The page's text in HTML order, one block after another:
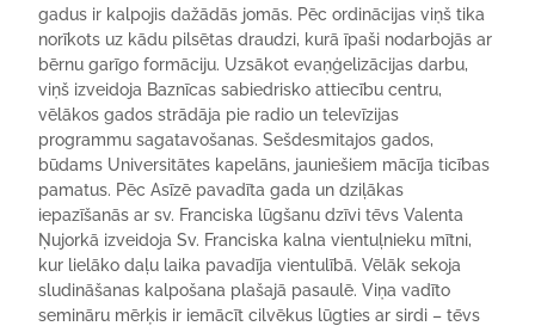
gadus ir kalpojis dažādās jomās. Pēc ordinācijas viņš tika
norīkots uz kādu pilsētas draudzi, kurā īpaši nodarbojās ar
bērnu garīgo formāciju. Uzsākot evaņģelizācijas darbu,
viņš izveidoja Baznīcas sabiedrisko attiecību centru,
vēlākos gados strādāja pie radio un televīzijas
programmu sagatavošanas. Sešdesmitajos gados,
būdams Universitātes kapelāns, jauniešiem mācīja ticības
pamatus. Pēc Asīzē pavadīta gada un dziļākas
iepazīšanās ar sv. Franciska lūgšanu dzīvi tēvs Valenta
Ņujorkā izveidoja Sv. Franciska kalna vientuļnieku mītni,
kur lielāko daļu laika pavadīja vientulībā. Vēlāk sekoja
sludināšanas kalpošana plašajā pasaulē. Viņa vadīto
semināru mērķis ir iemācīt cilvēkus lūgties ar sirdi – tēvs